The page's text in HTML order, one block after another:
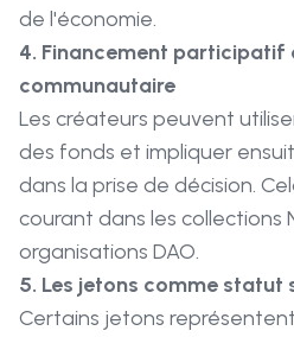
de l'économie.
4. Financement participatif
communautaire
Les créateurs peuvent
des fonds et impliquer
dans la prise de décision.
courant dans les collections
organisations DAO.
5. Les jetons comme statut
Certains jetons